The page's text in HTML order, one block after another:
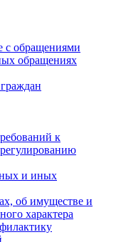
с обращениями
обращениях
к
и иных
об имуществе и
характера